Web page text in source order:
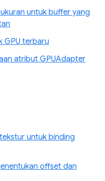
untuk buffer yang
GPU terbaru
atribut GPUAdapter
untuk binding
offset dan